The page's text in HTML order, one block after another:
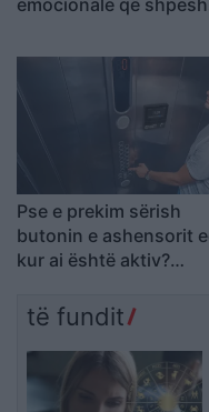
emocionale që shpesh
Pse e prekim sërish
butonin e ashensorit
kur ai është aktiv?
këtij veprimi
të fundit